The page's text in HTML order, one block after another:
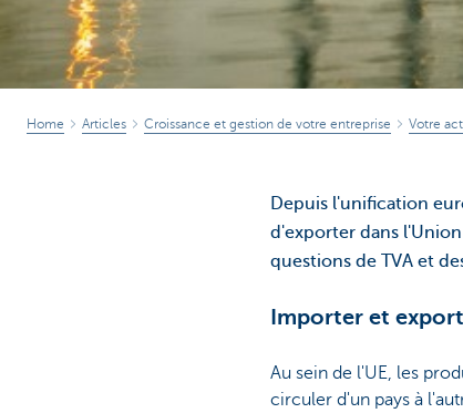
Home Articles Croissance et gestion de votre entreprise Votre
Depuis l'unification
d'exporter dans
questions de TVA et
Importer et
Au sein de l'UE, les
circuler d'un pays à